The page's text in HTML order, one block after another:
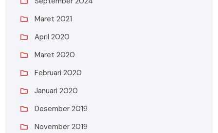
Maret 2021
April 2020
Maret 2020
Februari 2020
Januari 2020
Desember 2019
November 2019